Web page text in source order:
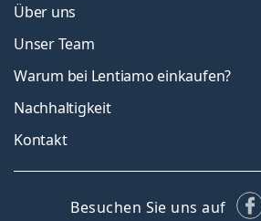
Über uns
Unser Team
Warum bei Lentiamo einkaufen?
Nachhaltigkeit
Kontakt
Besuchen Sie uns auf